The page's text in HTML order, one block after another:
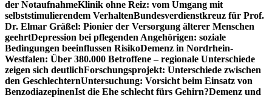
der NotaufnahmeKlinik ohne Reiz: vom Umgang mit
selbststimulierendem VerhaltenBundesverdienstkreuz für Prof.
Dr. Elmar Gräßel: Pionier der Versorgung älterer Menschen
geehrtDepression bei pflegenden Angehörigen: soziale
Bedingungen beeinflussen RisikoDemenz in Nordrhein-
Westfalen: Über 380.000 Betroffene – regionale Unterschiede
zeigen sich deutlichForschungsprojekt: Unterschiede zwischen
den GeschlechternUntersuchung: Vorsicht beim Einsatz von
BenzodiazepinenIst die Ehe schlecht fürs Gehirn?Demenz und